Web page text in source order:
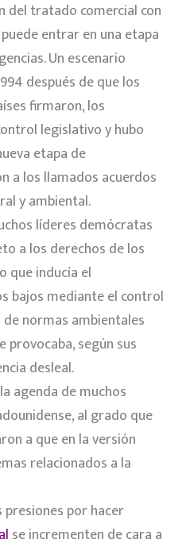
del tratado comercial con
entrar en una etapa
Un escenario
después de que los
firmaron, los
legislativo y hubo
etapa de
a los llamados acuerdos
y ambiental.
líderes demócratas
a los derechos de los
que inducía el
bajos mediante el control
normas ambientales
provocaba, según sus
desleal.
agenda de muchos
al grado que
a que en la versión
relacionados a la
por hacer